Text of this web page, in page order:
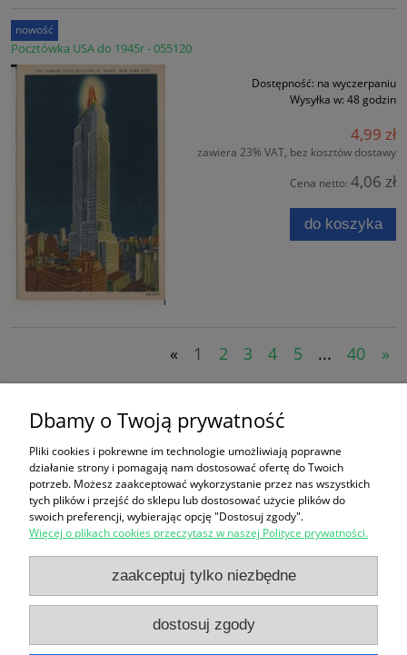
Pocztówka USA do 1945r - 055120
Dostępność: na wyczerpaniu
Wysyłka w: 48 godzin
4,99 zł
zawiera 23% VAT, bez kosztów dostawy
Cena netto: 4,06 zł
do koszyka
nowość
« 1 2 3 4 5 ... 40 »
Koszyk
produktów: 0
wartość: 0,00 zł
przejdź do koszyka
Zakupy
Pomoc
Moje konto
Dbamy o Twoją prywatność
Pliki cookies i pokrewne im technologie umożliwiają poprawne
działanie strony i pomagają nam dostosować ofertę do Twoich
potrzeb. Możesz zaakceptować wykorzystanie przez nas wszystkich
tych plików i przejść do sklepu lub dostosować użycie plików do
swoich preferencji, wybierając opcję "Dostosuj zgody".
Więcej o plikach cookies przeczytasz w naszej Polityce prywatności.
zaakceptuj tylko niezbędne
dostosuj zgody